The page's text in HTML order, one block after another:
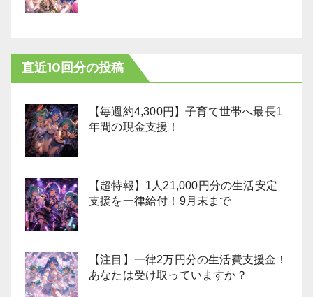
直近10回分の投稿
【毎週約4,300円】子育て世帯へ最長1
年間の現金支援！
【超特報】1人21,000円分の生活安定
支援を一律給付！9月末まで
【注目】一律2万円分の生活費支援金！
あなたは受け取っていますか？